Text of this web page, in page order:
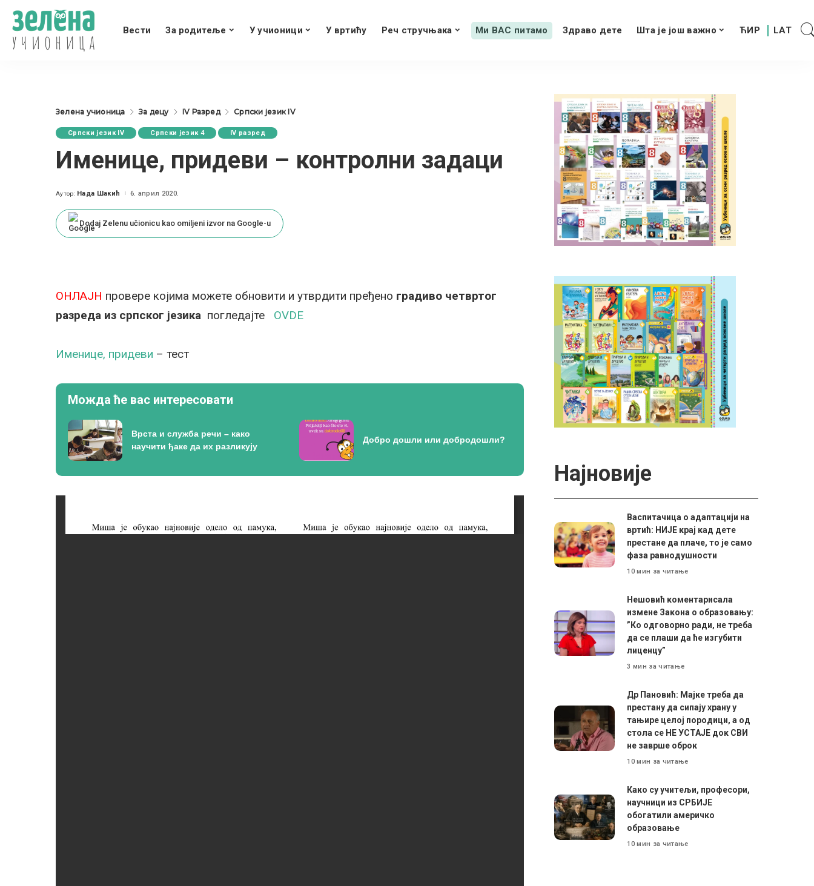
Вести За родитеље У учионици У вртићу Реч стручњака Ми ВАС питамо Здраво дете Шта је још важно
Зелена учионица За децу IV Разред Српски језик IV
Српски језик IV Српски језик 4 IV разред
Именице, придеви – контролни задаци
Posted
Аутор: Нада Шакић 6. април 2020.
Dodaj Zelenu učionicu kao omiljeni izvor na Google-u
ОНЛАЈН провере којима можете обновити и утврдити пређено градиво четвртог
разреда из српског језика погледајте OVDE
Именице, придеви – тест
Можда ће вас интересовати
Врста и служба речи – како
научити ђаке да их разликују
Добро дошли или добродошли?
Најновије
Васпитачица о адаптацији на
вртић: НИЈЕ крај кад дете
престане да плаче, то је само
фаза равнодушности
10 мин за читање
Нешовић коментарисала
измене Закона о образовању:
”Ко одговорно ради, не треба
да се плаши да ће изгубити
лиценцу”
3 мин за читање
Др Пановић: Мајке треба да
престану да сипају храну у
тањире целој породици, а од
стола се НЕ УСТАЈЕ док СВИ
не заврше оброк
10 мин за читање
Како су учитељи, професори,
научници из СРБИЈЕ
обогатили америчко
образовање
10 мин за читање